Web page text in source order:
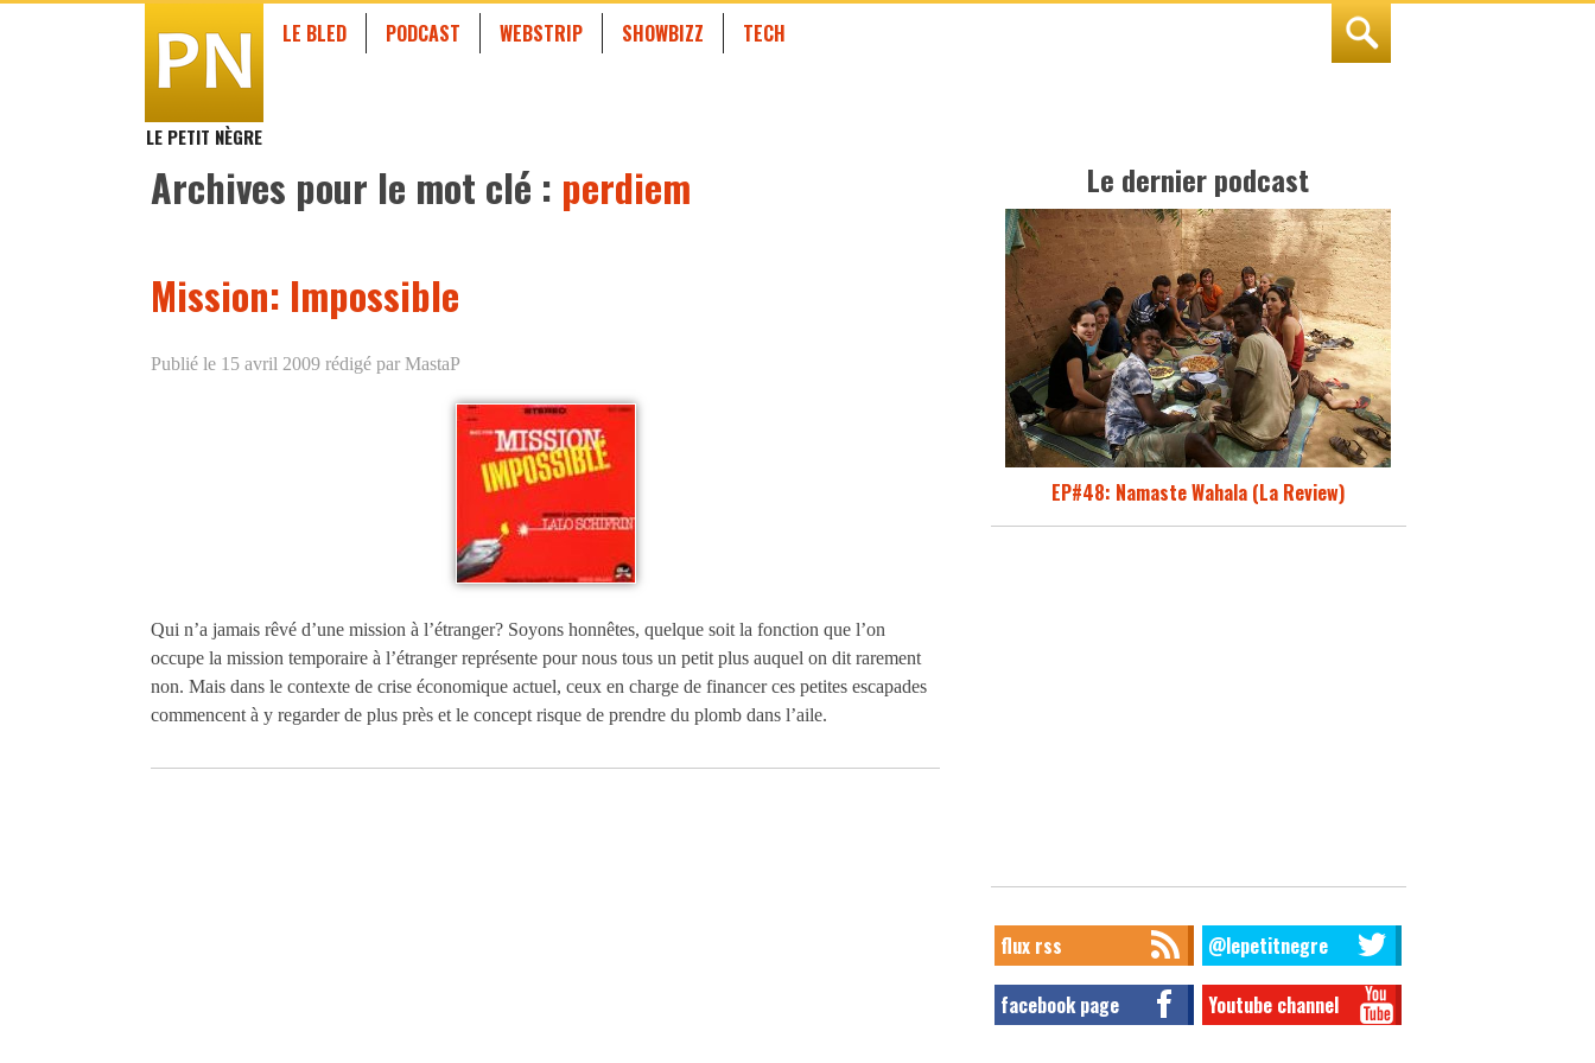
LE PETIT NÈGRE
LE BLED PODCAST WEBSTRIP SHOWBIZZ TECH
Archives pour le mot clé : perdiem
Mission: Impossible
Publié le 15 avril 2009 rédigé par MastaP
Qui n’a jamais rêvé d’une mission à l’étranger? Soyons honnêtes, quelque soit la fonction que l’on
occupe la mission temporaire à l’étranger représente pour nous tous un petit plus auquel on dit rarement
non. Mais dans le contexte de crise économique actuel, ceux en charge de financer ces petites escapades
commencent à y regarder de plus près et le concept risque de prendre du plomb dans l’aile.
Le dernier podcast
EP#48: Namaste Wahala (La Review)
flux rss @lepetitnegre
facebook page Youtube channel